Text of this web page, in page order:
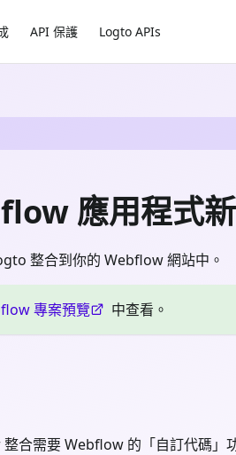
API 保護 Logto APIs
應用程式
整合到你的 Webflow 網站中。
專案預覽 中查看。
合需要 Webflow 的「自訂代碼」